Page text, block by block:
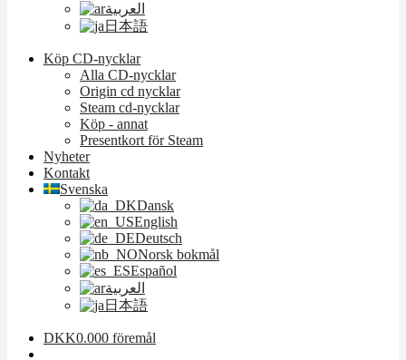
العربية
日本語
Köp CD-nycklar
Alla CD-nycklar
Origin cd nycklar
Steam cd-nycklar
Köp - annat
Presentkort för Steam
Nyheter
Kontakt
Svenska
Dansk
English
Deutsch
Norsk bokmål
Español
العربية
日本語
DKK0.000 föremål